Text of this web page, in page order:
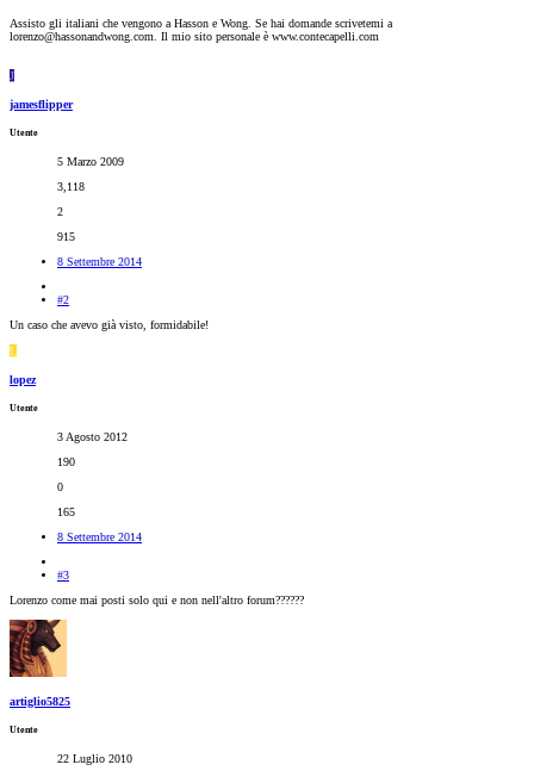
Assisto gli italiani che vengono a Hasson e Wong. Se hai domande scrivetemi a
lorenzo@hassonandwong.com. Il mio sito personale è www.contecapelli.com
J
jamesflipper
Utente
5 Marzo 2009
3,118
2
915
8 Settembre 2014
#2
Un caso che avevo già visto, formidabile!
L
lopez
Utente
3 Agosto 2012
190
0
165
8 Settembre 2014
#3
Lorenzo come mai posti solo qui e non nell'altro forum??????
artiglio5825
Utente
22 Luglio 2010